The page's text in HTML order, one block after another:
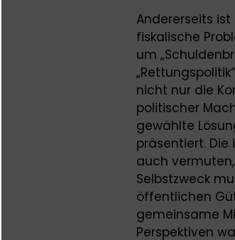
Andererseits
fiskalische
um
nicht nur die
politischer
gewählte
präsentiert.
auch
Selbstzweck
öffentlichen
gemeinsame
Perspektiven